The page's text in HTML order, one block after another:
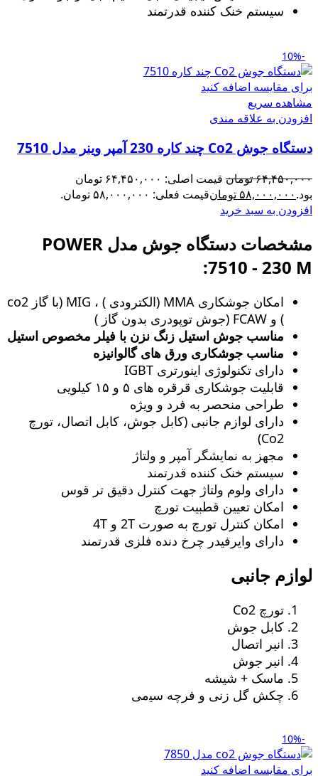
سیستم خنک کننده قدرتمند
-10%
برای مقایسه اضافه کنید
مشاهده سریع
افزودن به علاقه مندی
دستگاه جوش Co2 چند کاره 230 آمپر وینر مدل 7510
۶۴,۴۵۰,۰۰۰تومان
قیمت اصلی: ۶۴,۴۵۰,۰۰۰ تومان
بود.۵۸,۰۰۰,۰۰۰تومانقیمت فعلی: ۵۸,۰۰۰,۰۰۰ تومان.
افزودن به سبد خرید
مشخصات دستگاه جوش مدل POWER
7510 - 230 M:
امکان جوشکاری MMA (الکترودی ) ، MIG (با گاز co2
) و FCAW (جوش توپودری بدون گاز )
مناسب جوش استیل زنگ‌ نزن با فیلر مخصوص استیل
مناسب جوشکاری ورق های گالوانیزه
دارای تکنولوژی اینورتری IGBT
قابلیت جوشکاری قرقره های ۵ و ۱۵ کیلویی
طراحی منحصر به فرد و ویژه
دارای لوازم جانبی (کابل جوش، کابل اتصال، تورچ
Co2)
مجهز به نمایشگر آمپر و ولتاژ
سیستم خنک کننده قدرتمند
دارای ولوم ولتاژ جهت کنترل دقیق تر قوس
امکان تعیین قطبیت تورچ
امکان کنترل تورچ به صورت 2T و 4T
دارای وایرفیدر چرخ دنده فلزی قدرتمند
لوازم جانبی
تورچ Co2
کابل جوش
انبر اتصال
انبر جوش
ماسک + شیشه
چکش گل زنی و ﻓﺮچه ﺳﯿمی
-10%
برای مقایسه اضافه کنید